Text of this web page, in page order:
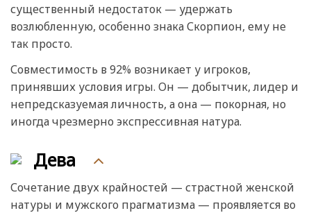
существенный недостаток — удержать
возлюбленную, особенно знака Скорпион, ему не
так просто.
Совместимость в 92% возникает у игроков,
принявших условия игры. Он — добытчик, лидер и
непредсказуемая личность, а она — покорная, но
иногда чрезмерно экспрессивная натура.
Дева
Сочетание двух крайностей — страстной женской
натуры и мужского прагматизма — проявляется во